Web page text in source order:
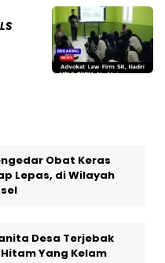
Obat Keras
Lepas, di Wilayah
Desa Terjebak
Yang Kelam